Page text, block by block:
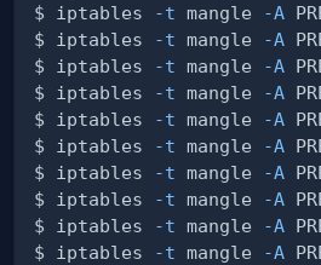
$ iptables
-t mangle -A
$ iptables
-t mangle -A
$ iptables
-t mangle -A
$ iptables
-t mangle -A
$ iptables
-t mangle -A
$ iptables
-t mangle -A
$ iptables
-t mangle -A
$ iptables
-t mangle -A
$ iptables
-t mangle -A
$ iptables
-t mangle -A